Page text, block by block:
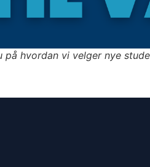
på hvordan vi velger nye